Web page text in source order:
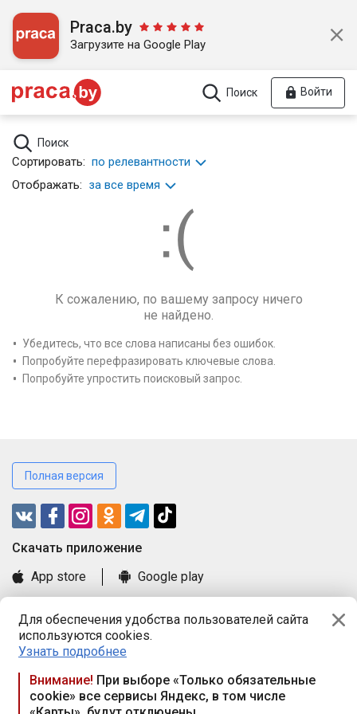
Для обеспечения удобства пользователей сайта
используются cookies.
Узнать подробнее
Внимание! При выборе «Только обязательные
cookie» все сервисы Яндекс, в том числе
Praca.by
Загрузите на Google Play
Поиск Войти
Поиск
Сортировать: по релевантности
Отображать: за все время
К сожалению, по вашему запросу ничего
не найдено.
Убедитесь, что все слова написаны без ошибок.
Попробуйте перефразировать ключевые слова.
Попробуйте упростить поисковый запрос.
Полная версия
Cкачать приложение
App store
Google play
Книга замечаний и предложений
Правила и документы
Praca.by © 2000—2026, ООО «ПРАЦА БАЙ»
Республика Беларусь, 220114, г. Минск, пр-т Независимости
117а, пом. № 9.